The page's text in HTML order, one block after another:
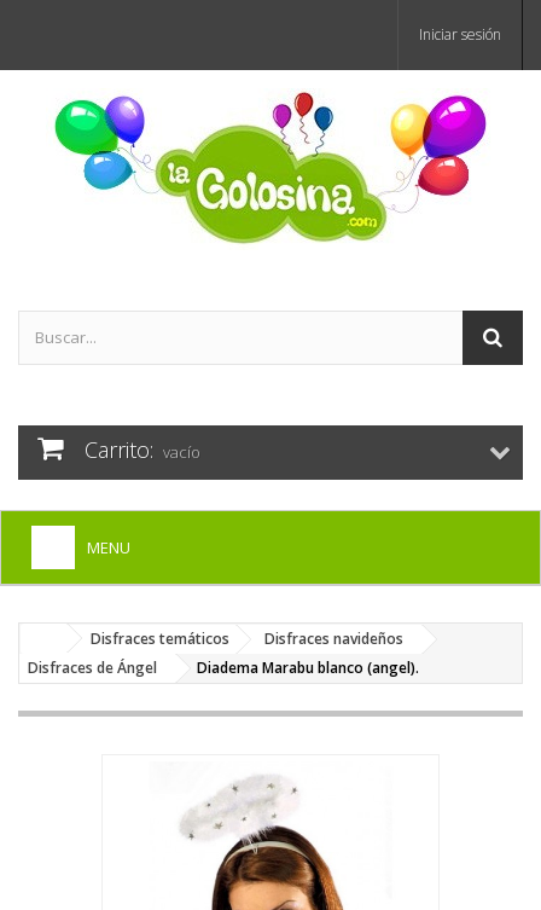
Iniciar sesión
Carrito: vacío
MENU
DISFRACES PARA ADULTOS
+
PELUCAS, GORROS, CARETAS
Disfraces temáticos
Disfraces navideños
Disfraces de Ángel
Diadema Marabu blanco (angel).